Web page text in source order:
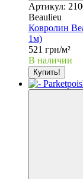
Артикул:
Beaulieu
Ковролин
1м)
521 грн/м²
В наличии
Купить!